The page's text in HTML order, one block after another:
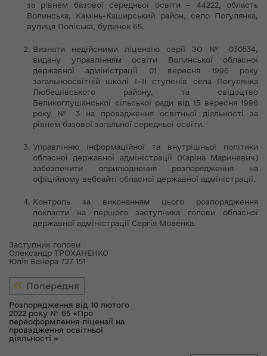
за рівнем базової середньої освіти – 44222, область
Волинська, Камінь-Каширський район, село Погулянка,
вулиця Поліська, будинок 65.
Визнати недійсними ліцензію серії ЗО № 030534,
видану управлінням освіти Волинської обласної
державної адміністрації 01 вересня 1996 року
загальноосвітній школі І–ІІ ступенів села Погулянка
Любешівського району, та свідоцтво
Великоглушанської сільської ради від 15 вересня 1996
року № 3 на провадження освітньої діяльності за
рівнем базової загальної середньої освіти.
Управлінню інформаційної та внутрішньої політики
обласної державної адміністрації (Каріна Мариневич)
забезпечити оприлюднення розпорядження на
офіційному вебсайті обласної державної адміністрації.
Контроль за виконанням цього розпорядження
покласти на першого заступника голови обласної
державної адміністрації Сергія Мовенка.
Заступник голови
Олександр ТРОХАНЕНКО
Юлія Банера 727 151
Попередня
Розпорядження від 10 лютого
2022 року № 65 «Про
переоформлення ліцензії на
провадження освітньої
діяльності »